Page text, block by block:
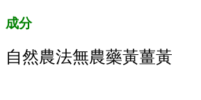
成分
自然農法無農藥黃薑黃